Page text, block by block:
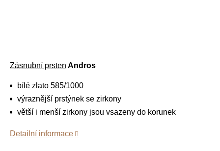
Zásnubní prsten Andros
bílé zlato 585/1000
výraznější prstýnek se zirkony
větší i menší zirkony jsou vsazeny do korunek
Detailní informace